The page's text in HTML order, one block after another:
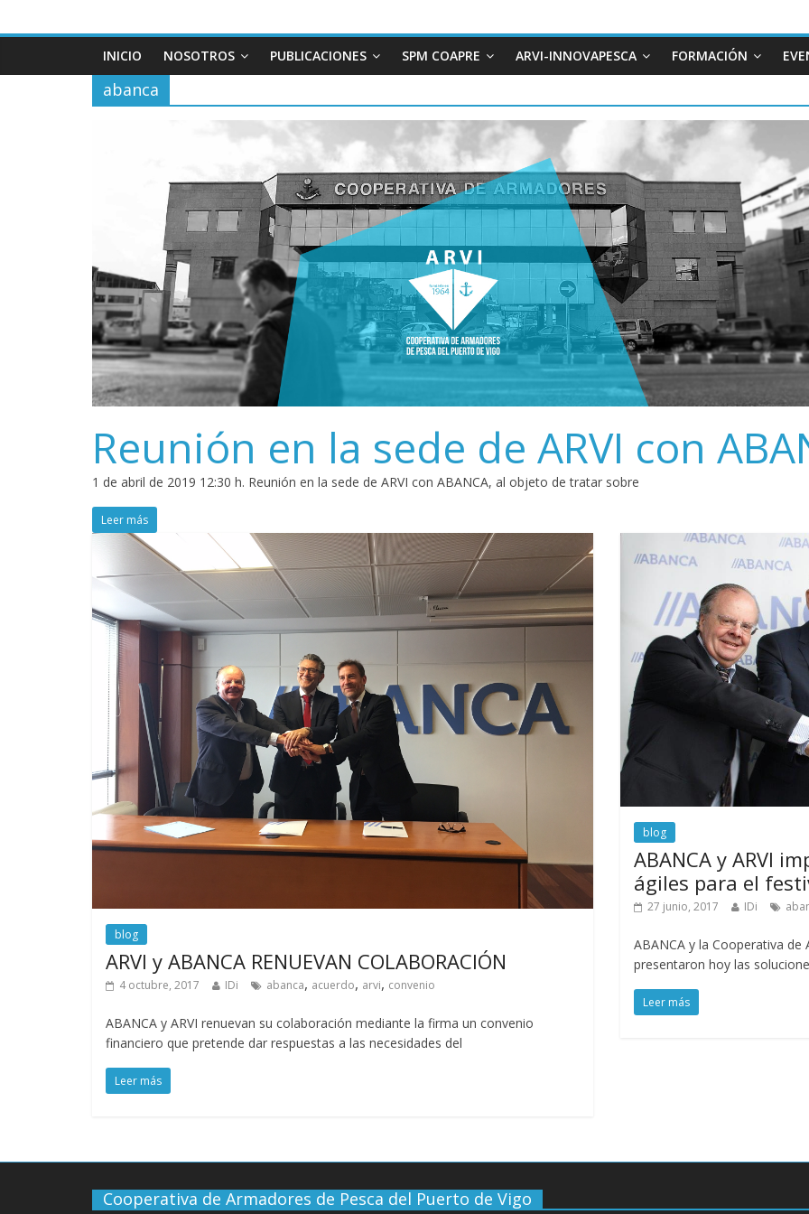
INICIO NOSOTROS PUBLICACIONES SPM COAPRE ARVI-INNOVAPESCA FORMACIÓN
abanca
Reunión en la sede de ARVI con
1 de abril de 2019 12:30 h. Reunión en la sede de ARVI con ABANCA, al objeto de tratar sobre
Leer más
blog
ARVI y ABANCA RENUEVAN COLABORACIÓN
4 octubre, 2017 IDi abanca, acuerdo, arvi, convenio
ABANCA y ARVI renuevan su colaboración mediante la firma un convenio
financiero que pretende dar respuestas a las necesidades del
Leer más
blog
ABANCA y ARVI
ágiles para el
27 junio, 2017 IDi
ABANCA y la Cooperativa de
presentaron hoy las
Leer más
Cooperativa de Armadores de Pesca del Puerto de Vigo